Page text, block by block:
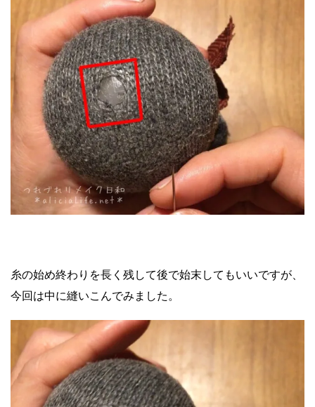
糸の始め終わりを長く残して後で始末してもいいですが、
今回は中に縫いこんでみました。